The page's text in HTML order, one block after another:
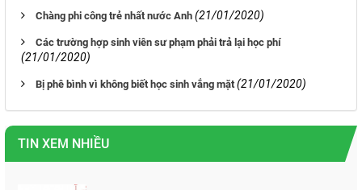
Chàng phi công trẻ nhất nước Anh (21/01/2020)
Các trường hợp sinh viên sư phạm phải trả lại học phí
(21/01/2020)
Bị phê bình vì không biết học sinh vắng mặt (21/01/2020)
TIN XEM NHIỀU